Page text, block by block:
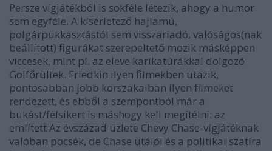
Persze vígjátékból is sokféle létezik, ahogy a humor
sem egyféle. A kísérletező hajlamú,
polgárpukkasztástól sem visszariadó, valóságos(nak
beállított) figurákat szerepeltető mozik másképpen
viccesek, mint pl. az eleve karikatúrákkal dolgozó
Golfőrültek. Friedkin ilyen filmekben utazik,
pontosabban jobb korszakaiban ilyen filmeket
rendezett, és ebből a szempontból már a
bukást/félsikert is máshogy kell megítélni: az
említettAz évszázad üzlete Chevy Chase-vígjátéknak
valóban pocsék, de Chase utálói és a politikai szatíra